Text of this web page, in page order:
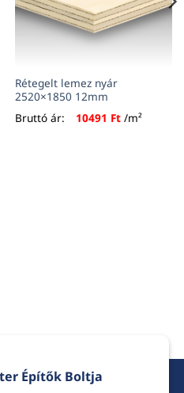
Rétegelt lemez nyár
2520×1850 12mm
Bruttó ár:
10491 Ft/m²
Építők Boltja